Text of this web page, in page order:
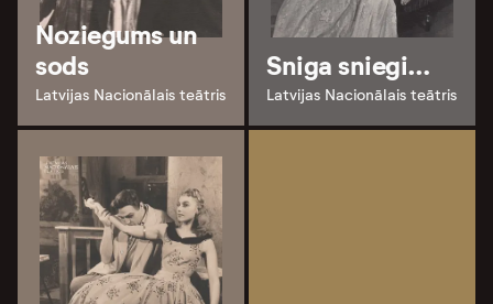
Noziegums un
sods
Latvijas Nacionālais teātris
Sniga sniegi…
Latvijas Nacionālais teātris